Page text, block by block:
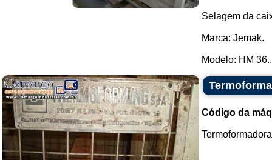
Selagem da
Marca: Jemak.
Modelo: HM
Código da